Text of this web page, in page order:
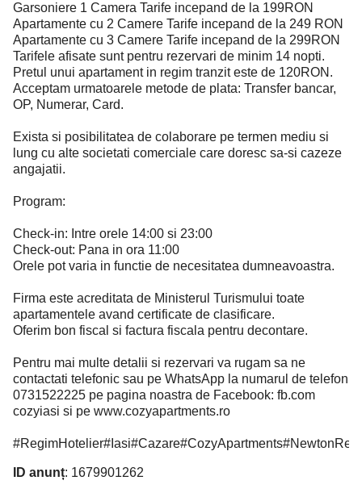
Garsoniere 1 Camera Tarife incepand de la 199RON
Apartamente cu 2 Camere Tarife incepand de la 249 RON
Apartamente cu 3 Camere Tarife incepand de la 299RON
Tarifele afisate sunt pentru rezervari de minim 14 nopti.
Pretul unui apartament in regim tranzit este de 120RON.
Acceptam urmatoarele metode de plata: Transfer bancar,
OP, Numerar, Card.
Exista si posibilitatea de colaborare pe termen mediu si
lung cu alte societati comerciale care doresc sa-si cazeze
angajatii.
Program:
Check-in: Intre orele 14:00 si 23:00
Check-out: Pana in ora 11:00
Orele pot varia in functie de necesitatea dumneavoastra.
Firma este acreditata de Ministerul Turismului toate
apartamentele avand certificate de clasificare.
Oferim bon fiscal si factura fiscala pentru decontare.
Pentru mai multe detalii si rezervari va rugam sa ne
contactati telefonic sau pe WhatsApp la numarul de telefon
0731522225 pe pagina noastra de Facebook: fb.com
cozyiasi si pe www.cozyapartments.ro
ID anunț: 1679901262